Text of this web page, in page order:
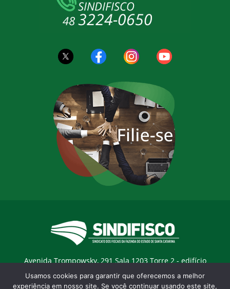
Avenida Trompowsky, 291 Sala 1203 Torre 2 - edifício
Trompowsky Corporate - Centro - Florianopólis / SC - CEP:
88015-300 |E-mail:sindifisco@sindifisco.org.br
Usamos cookies para garantir que oferecemos a melhor
experiência em nosso site. Se você continuar usando este site,